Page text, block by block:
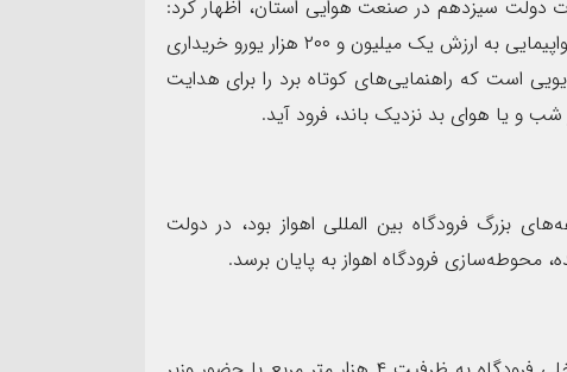
دولت سیزدهم در صنعت هوایی استان، اظهار کرد:
در دولت سیزدهم یک دستگاه ILS جدید به سیستم هواپیمایی به ارزش یک میلیون و ۲۰۰ هزار یورو خریداری
است که راهنمایی‌های کوتاه برد را برای هدایت
و یا هوای بد نزدیک باند، فرود آید.
بزرگ فرودگاه بین المللی اهواز بود، در دولت
فرودگاه اهواز به پایان برسد.
سجاد بهمئی به عنوان مسئول
معاونت روابط عمومی و تبلیغات
ولی عصر(عج) خوزستان معرفی شد
پیام فرمانده سپاه
به مناسبت اربعین